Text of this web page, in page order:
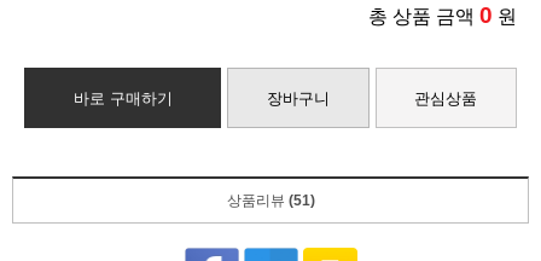
총 상품 금액 0 원
바로 구매하기 장바구니 관심상품
상품리뷰 (51)